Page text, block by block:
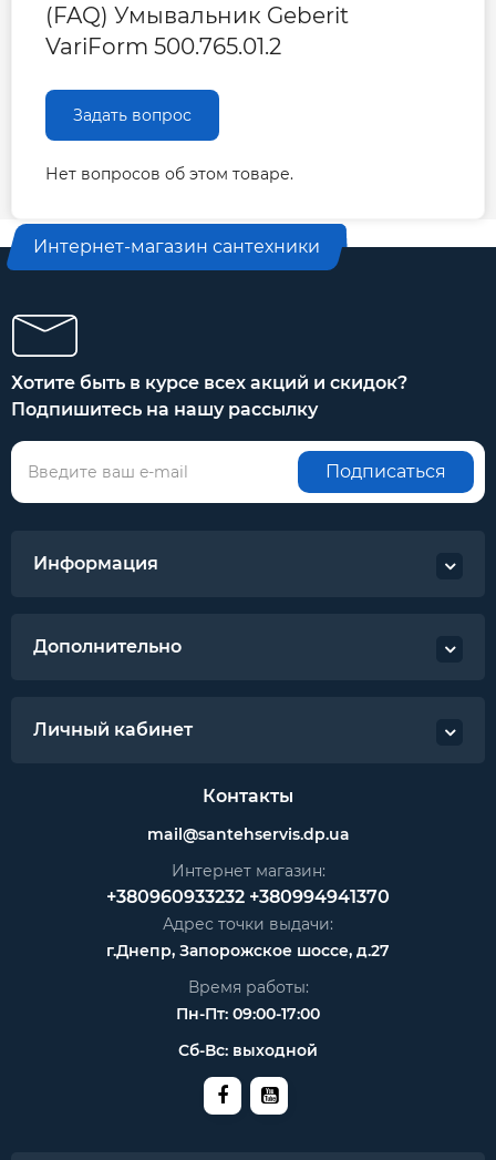
(FAQ) Умывальник Geberit
VariForm 500.765.01.2
Задать вопрос
Нет вопросов об этом товаре.
Интернет-магазин сантехники
Хотите быть в курсе всех акций и скидок?
Подпишитесь на нашу рассылку
Подписаться
Информация
Дополнительно
Личный кабинет
Контакты
mail@santehservis.dp.ua
Интернет магазин:
+380960933232 +380994941370
Адрес точки выдачи:
г.Днепр, Запорожское шоссе, д.27
Время работы:
Пн-Пт: 09:00-17:00
Сб-Вс: выходной